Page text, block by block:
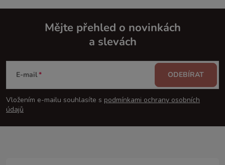
p
a
Mějte přehled o novinkách
a slevách
E-mail
Vložením e-mailu souhlasíte s podmínkami ochrany osobních
údajů
ODEBÍRAT